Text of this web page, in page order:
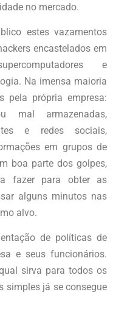
no mercado.
estes vazamentos
encastelados em
e
Na imensa maioria
pela própria empresa:
mal armazenadas,
e redes sociais,
em grupos de
boa parte dos golpes,
fazer para obter as
alguns minutos nas
alvo.
de políticas de
e seus funcionários.
sirva para todos os
simples já se consegue